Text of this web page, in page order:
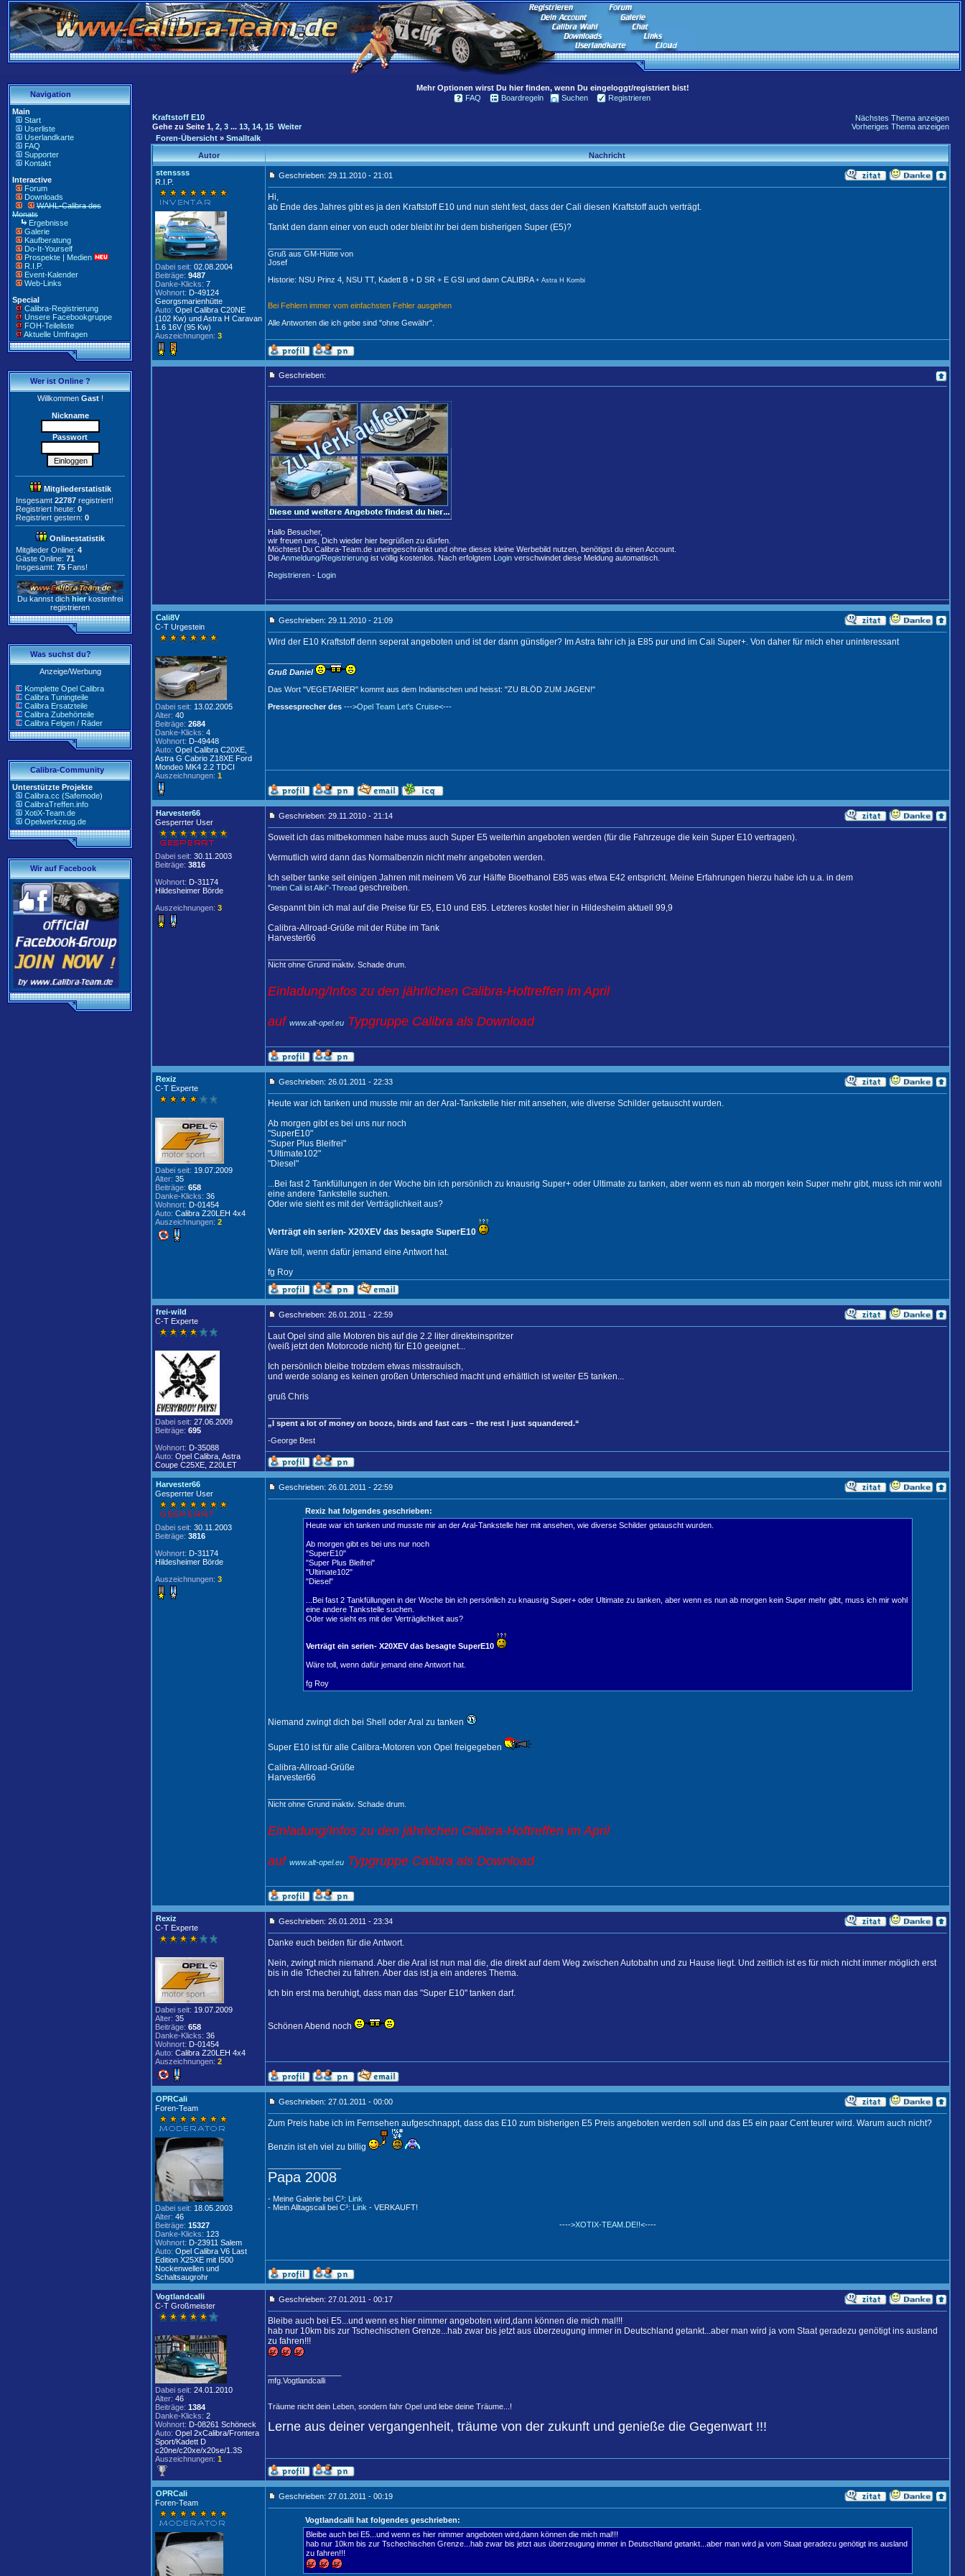
Navigation
Main
Start
Userliste
Userlandkarte
FAQ
Supporter
Kontakt
Interactive
Forum
Downloads
WAHL-Calibra des
Monats
Ergebnisse
Galerie
Kaufberatung
Do-It-Yourself
Prospekte | Medien
R.I.P.
Event-Kalender
Web-Links
Special
Calibra-Registrierung
Unsere Facebookgruppe
FOH-Teileliste
Aktuelle Umfragen
Wer ist Online ?
WillkommenGast!
Nickname
Passwort
Mitgliederstatistik
Insgesamt 22787 registriert!
Registriert heute: 0
Registriert gestern: 0
Onlinestatistik
Mitglieder Online: 4
Gäste Online: 71
Insgesamt: 75 Fans!
Du kannst dich hier kostenfrei
registrieren
Was suchst du?
Anzeige/Werbung
Komplette Opel Calibra
Calibra Tuningteile
Calibra Ersatzteile
Calibra Zubehörteile
Calibra Felgen / Räder
Calibra-Community
Unterstützte Projekte
Calibra.cc (Safemode)
CalibraTreffen.info
XotiX-Team.de
Opelwerkzeug.de
Wir auf Facebook
Mehr Optionen wirst Du hier finden, wenn Du eingeloggt/registriert bist!
FAQ
Boardregeln Suchen Registrieren
Kraftstoff E10
Gehe zu Seite 1, 2, 3 ... 13, 14, 15 Weiter
Nächstes Thema anzeigen
Vorheriges Thema anzeigen
Foren-Übersicht » Smalltalk
Autor
Nachricht
stenssss
R.I.P.
Dabei seit: 02.08.2004
Beiträge: 9487
Danke-Klicks: 7
Wohnort: D-49124
Georgsmarienhütte
Auto: Opel Calibra C20NE
(102 Kw) und Astra H Caravan
1.6 16V (95 Kw)
Auszeichnungen: 3
Geschrieben: 29.11.2010 - 21:01
Hi,
ab Ende des Jahres gibt es ja den Kraftstoff E10 und nun steht fest, dass der Cali diesen Kraftstoff auch verträgt.
Tankt den dann einer von euch oder bleibt ihr bei dem bisherigen Super (E5)?
Gruß aus GM-Hütte von
Josef
Historie: NSU Prinz 4, NSU TT, Kadett B + D SR + E GSI und dann CALIBRA + Astra H Kombi
Bei Fehlern immer vom einfachsten Fehler ausgehen
Alle Antworten die ich gebe sind "ohne Gewähr".
Geschrieben:
Hallo Besucher,
wir freuen uns, Dich wieder hier begrüßen zu dürfen.
Möchtest Du Calibra-Team.de uneingeschränkt und ohne dieses kleine Werbebild nutzen, benötigst du einen Account.
DieAnmeldung/Registrierung ist völlig kostenlos. Nach erfolgtem Login verschwindet diese Meldung automatisch.
Registrieren - Login
Cali8V
C-T Urgestein
Dabei seit: 13.02.2005
Alter: 40
Beiträge: 2684
Danke-Klicks: 4
Wohnort: D-49448
Auto: Opel Calibra C20XE,
Astra G Cabrio Z18XE Ford
Mondeo MK4 2.2 TDCI
Auszeichnungen: 1
Geschrieben: 29.11.2010 - 21:09
Wird der E10 Kraftstoff denn seperat angeboten und ist der dann günstiger? Im Astra fahr ich ja E85 pur und im Cali Super+. Von daher für mich eher uninteressant
Gruß Daniel
Das Wort "VEGETARIER" kommt aus dem Indianischen und heisst: "ZU BLÖD ZUM JAGEN!"
Pressesprecher des --->Opel Team Let's Cruise<---
Harvester66
Gesperrter User
Dabei seit: 30.11.2003
Beiträge: 3816
Wohnort: D-31174
Hildesheimer Börde
Auszeichnungen: 3
Geschrieben: 29.11.2010 - 21:14
Soweit ich das mitbekommen habe muss auch Super E5 weiterhin angeboten werden (für die Fahrzeuge die kein Super E10 vertragen).
Vermutlich wird dann das Normalbenzin nicht mehr angeboten werden.
Ich selber tanke seit einigen Jahren mit meinem V6 zur Hälfte Bioethanol E85 was etwa E42 entspricht. Meine Erfahrungen hierzu habe ich u.a. in dem
"mein Cali ist Alki"-Thread geschreiben.
Gespannt bin ich mal auf die Preise für E5, E10 und E85. Letzteres kostet hier in Hildesheim aktuell 99,9
Calibra-Allroad-Grüße mit der Rübe im Tank
Harvester66
Nicht ohne Grund inaktiv. Schade drum.
Einladung/Infos zu den jährlichen Calibra-Hoftreffen im April
auf www.alt-opel.eu Typgruppe Calibra als Download
Rexiz
C-T Experte
Dabei seit: 19.07.2009
Alter: 35
Beiträge: 658
Danke-Klicks: 36
Wohnort: D-01454
Auto: Calibra Z20LEH 4x4
Auszeichnungen: 2
Geschrieben: 26.01.2011 - 22:33
Heute war ich tanken und musste mir an der Aral-Tankstelle hier mit ansehen, wie diverse Schilder getauscht wurden.
Ab morgen gibt es bei uns nur noch
"SuperE10"
"Super Plus Bleifrei"
"Ultimate102"
"Diesel"
...Bei fast 2 Tankfüllungen in der Woche bin ich persönlich zu knausrig Super+ oder Ultimate zu tanken, aber wenn es nun ab morgen kein Super mehr gibt, muss ich mir wohl
eine andere Tankstelle suchen.
Oder wie sieht es mit der Verträglichkeit aus?
Verträgt ein serien- X20XEV das besagte SuperE10
Wäre toll, wenn dafür jemand eine Antwort hat.
fg Roy
frei-wild
C-T Experte
Dabei seit: 27.06.2009
Beiträge: 695
Wohnort: D-35088
Auto: Opel Calibra, Astra
Coupe C25XE, Z20LET
Geschrieben: 26.01.2011 - 22:59
Laut Opel sind alle Motoren bis auf die 2.2 liter direkteinspritzer
(weiß jetzt den Motorcode nicht) für E10 geeignet...
Ich persönlich bleibe trotzdem etwas misstrauisch,
und werde solang es keinen großen Unterschied macht und erhältlich ist weiter E5 tanken...
gruß Chris
„I spent a lot of money on booze, birds and fast cars – the rest I just squandered.“
-George Best
Harvester66
Gesperrter User
Dabei seit: 30.11.2003
Beiträge: 3816
Wohnort: D-31174
Hildesheimer Börde
Auszeichnungen: 3
Geschrieben: 26.01.2011 - 22:59
Rexiz hat folgendes geschrieben:
Heute war ich tanken und musste mir an der Aral-Tankstelle hier mit ansehen, wie diverse Schilder getauscht wurden.
Ab morgen gibt es bei uns nur noch
"SuperE10"
"Super Plus Bleifrei"
"Ultimate102"
"Diesel"
...Bei fast 2 Tankfüllungen in der Woche bin ich persönlich zu knausrig Super+ oder Ultimate zu tanken, aber wenn es nun ab morgen kein Super mehr gibt, muss ich mir wohl
eine andere Tankstelle suchen.
Oder wie sieht es mit der Verträglichkeit aus?
Verträgt ein serien- X20XEV das besagte SuperE10
Wäre toll, wenn dafür jemand eine Antwort hat.
fg Roy
Niemand zwingt dich bei Shell oder Aral zu tanken
Super E10 ist für alle Calibra-Motoren von Opel freigegeben
Calibra-Allroad-Grüße
Harvester66
Nicht ohne Grund inaktiv. Schade drum.
Einladung/Infos zu den jährlichen Calibra-Hoftreffen im April
auf www.alt-opel.eu Typgruppe Calibra als Download
Rexiz
C-T Experte
Dabei seit: 19.07.2009
Alter: 35
Beiträge: 658
Danke-Klicks: 36
Wohnort: D-01454
Auto: Calibra Z20LEH 4x4
Auszeichnungen: 2
Geschrieben: 26.01.2011 - 23:34
Danke euch beiden für die Antwort.
Nein, zwingt mich niemand. Aber die Aral ist nun mal die, die direkt auf dem Weg zwischen Autobahn und zu Hause liegt. Und zeitlich ist es für mich nicht immer möglich erst
bis in die Tchechei zu fahren. Aber das ist ja ein anderes Thema.
Ich bin erst ma beruhigt, dass man das "Super E10" tanken darf.
Schönen Abend noch
OPRCali
Foren-Team
Dabei seit: 18.05.2003
Alter: 46
Beiträge: 15327
Danke-Klicks: 123
Wohnort: D-23911 Salem
Auto: Opel Calibra V6 Last
Edition X25XE mit I500
Nockenwellen und
Schaltsaugrohr
Geschrieben: 27.01.2011 - 00:00
Zum Preis habe ich im Fernsehen aufgeschnappt, dass das E10 zum bisherigen E5 Preis angeboten werden soll und das E5 ein paar Cent teurer wird. Warum auch nicht?
Benzin ist eh viel zu billig
Papa 2008
- Meine Galerie bei C³: Link
- Mein Alltagscali bei C³: Link - VERKAUFT!
---->XOTIX-TEAM.DE!!<----
Vogtlandcalli
C-T Großmeister
Dabei seit: 24.01.2010
Alter: 46
Beiträge: 1384
Danke-Klicks: 2
Wohnort: D-08261 Schöneck
Auto: Opel 2xCalibra/Frontera
Sport/Kadett D
c20ne/c20xe/x20se/1.3S
Auszeichnungen: 1
Geschrieben: 27.01.2011 - 00:17
Bleibe auch bei E5...und wenn es hier nimmer angeboten wird,dann können die mich mal!!!
hab nur 10km bis zur Tschechischen Grenze...hab zwar bis jetzt aus überzeugung immer in Deutschland getankt...aber man wird ja vom Staat geradezu genötigt ins ausland
zu fahren!!!
mfg.Vogtlandcalli
Träume nicht dein Leben, sondern fahr Opel und lebe deine Träume...!
Lerne aus deiner vergangenheit, träume von der zukunft und genieße die Gegenwart !!!
OPRCali
Foren-Team
Geschrieben: 27.01.2011 - 00:19
Vogtlandcalli hat folgendes geschrieben:
Bleibe auch bei E5...und wenn es hier nimmer angeboten wird,dann können die mich mal!!!
hab nur 10km bis zur Tschechischen Grenze...hab zwar bis jetzt aus überzeugung immer in Deutschland getankt...aber man wird ja vom Staat geradezu genötigt ins ausland
zu fahren!!!